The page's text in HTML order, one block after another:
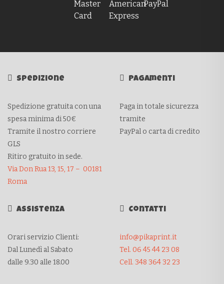
Spedizione
Spedizione gratuita con una
spesa minima di 50€
Tramite il nostro corriere
GLS
Ritiro gratuito in sede.
Via Don Rua 13, 15, 17 – 00181
Roma
Pagamenti
Paga in totale sicurezza
tramite
PayPal o carta di credito
Assistenza
Orari servizio Clienti:
Dal Lunedì al Sabato
dalle 9.30 alle 18.00
Contatti
info@pikaprint.it
Tel. 06 45 44 23 08
Cell. 348 364 32 23